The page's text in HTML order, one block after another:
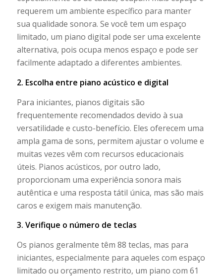
requerem um ambiente específico para manter
sua qualidade sonora. Se você tem um espaço
limitado, um piano digital pode ser uma excelente
alternativa, pois ocupa menos espaço e pode ser
facilmente adaptado a diferentes ambientes.
2. Escolha entre piano acústico e digital
Para iniciantes, pianos digitais são
frequentemente recomendados devido à sua
versatilidade e custo-benefício. Eles oferecem uma
ampla gama de sons, permitem ajustar o volume e
muitas vezes vêm com recursos educacionais
úteis. Pianos acústicos, por outro lado,
proporcionam uma experiência sonora mais
autêntica e uma resposta tátil única, mas são mais
caros e exigem mais manutenção.
3. Verifique o número de teclas
Os pianos geralmente têm 88 teclas, mas para
iniciantes, especialmente para aqueles com espaço
limitado ou orçamento restrito, um piano com 61